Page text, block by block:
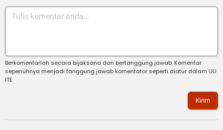
Berkomentarlah secara bijaksana dan bertanggung jawab. Komentar
sepenuhnya menjadi tanggung jawab komentator seperti diatur dalam UU
ITE
Kirim